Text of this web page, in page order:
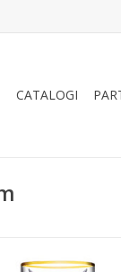
CATALOGI
gouden rand 500ml